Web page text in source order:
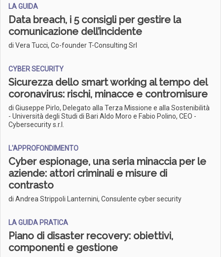
LA GUIDA
Data breach, i 5 consigli per gestire la
comunicazione dell’incidente
di Vera Tucci, Co-founder T-Consulting Srl
CYBER SECURITY
Sicurezza dello smart working al tempo del
coronavirus: rischi, minacce e contromisure
di Giuseppe Pirlo, Delegato alla Terza Missione e alla Sostenibilità
- Università degli Studi di Bari Aldo Moro e Fabio Polino, CEO -
Cybersecurity s.r.l.
L'APPROFONDIMENTO
Cyber espionage, una seria minaccia per le
aziende: attori criminali e misure di
contrasto
di Andrea Strippoli Lanternini, Consulente cyber security
LA GUIDA PRATICA
Piano di disaster recovery: obiettivi,
componenti e gestione